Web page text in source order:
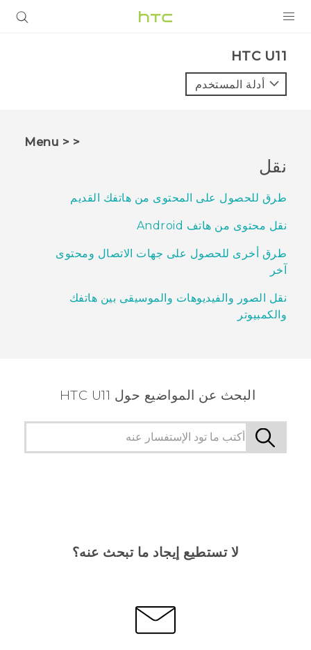
VIVE
VIVERSE
البرامج + التطبيقات
الدعم
أجهزة HTC والملحقات
HTC U11‎
أدلة المستخدم
< < Menu
نقل
طرق للحصول على المحتوى من هاتفك القديم
نقل محتوى من هاتف Android
طرق أخرى للحصول على جهات الاتصال ومحتوى
آخر
نقل الصور والفيديوهات والموسيقى بين هاتفك
والكمبيوتر
البحث عن المواضيع حول HTC U11
لا تستطيع إيجاد ما تبحث عنه؟